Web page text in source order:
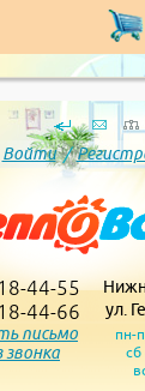
Войти/
44-55
44-66
письмо
звонка
ул.
пн-
сб